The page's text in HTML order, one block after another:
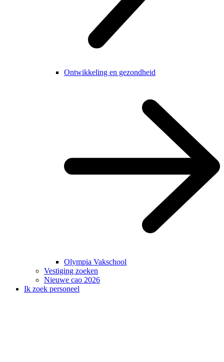
Ontwikkeling en gezondheid
Olympia Vakschool
Vestiging zoeken
Nieuwe cao 2026
Ik zoek personeel